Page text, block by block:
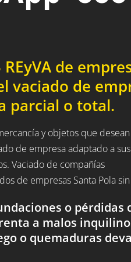
de
vaciado de
parcial o total.
y objetos que
de empresa adaptado a
Vaciado de compañías
de empresas Santa Pola
o pérdidas
a malos
o quemaduras